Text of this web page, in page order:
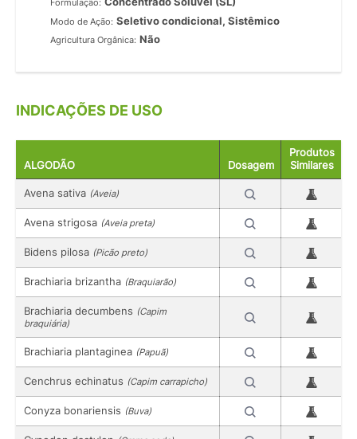
Formulação:
Modo de Ação: Seletivo condicional, Sistêmico
Agricultura Orgânica: Não
INDICAÇÕES DE USO
ALGODÃO Dosagem
Produtos
Similares
Avena sativa (Aveia)
Avena strigosa (Aveia preta)
Bidens pilosa (Picão preto)
Brachiaria brizantha (Braquiarão)
Brachiaria decumbens (Capim
braquiária)
Brachiaria plantaginea (Papuã)
Cenchrus echinatus (Capim carrapicho)
Conyza bonariensis (Buva)